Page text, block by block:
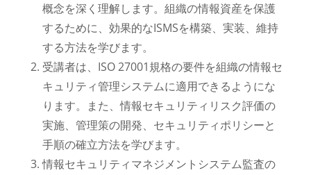
概念を深く理解します。組織の情報資産を保護
するために、効果的なISMSを構築、実装、維持
する方法を学びます。
受講者は、ISO 27001規格の要件を組織の情報セ
キュリティ管理システムに適用できるようにな
ります。また、情報セキュリティリスク評価の
実施、管理策の開発、セキュリティポリシーと
手順の確立方法を学びます。
情報セキュリティマネジメントシステム監査の